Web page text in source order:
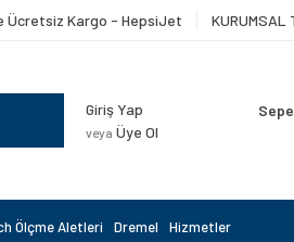
Ücretsiz Kargo - HepsiJet KURUMSAL
Giriş Yap
veya Üye Ol
Ölçme Aletleri Dremel Hizmetler